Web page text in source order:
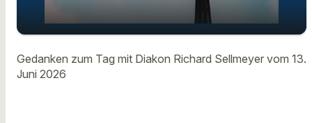
play_arrow Gedanken zum Tag mit Diakon
Richard Sellmeyer vom 13. Juni
Gedanken zum Tag mit Diakon Richard Sellmeyer vom 13.
Juni 2026